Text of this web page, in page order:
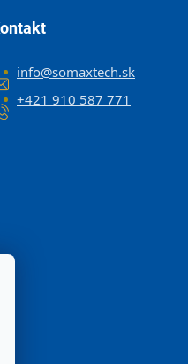
info@somaxtech.sk
+421 910 587 771